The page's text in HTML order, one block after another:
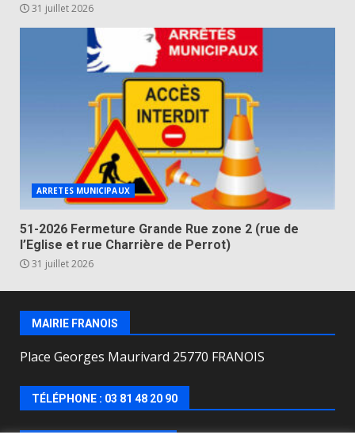
31 juillet 2026
ARRETES MUNICIPAUX
51-2026 Fermeture Grande Rue zone 2 (rue de
l’Eglise et rue Charrière de Perrot)
31 juillet 2026
MAIRIE FRANOIS
Place Georges Maurivard 25770 FRANOIS
TÉLÉPHONE : 03 81 48 20 90